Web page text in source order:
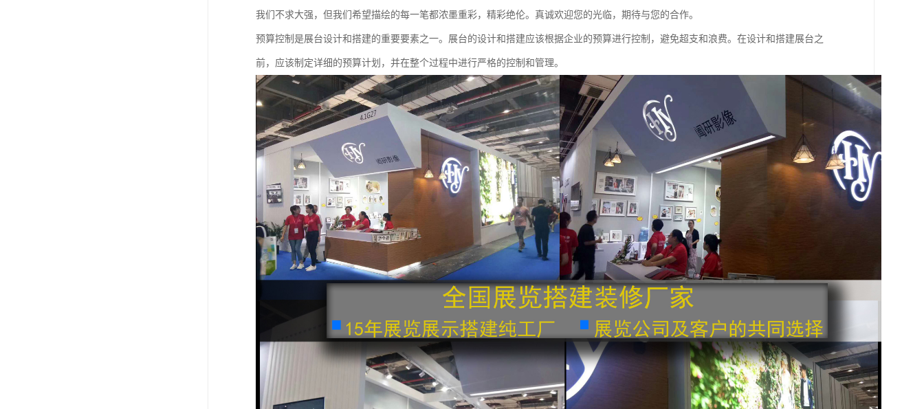
我们不求大强，但我们希望描绘的每一笔都浓墨重彩，精彩绝伦。真诚欢迎您的光临，期待与您的合作。
预算控制是展台设计和搭建的重要要素之一。展台的设计和搭建应该根据企业的预算进行控制，避免超支和浪费。在设计和搭建展台之
前，应该制定详细的预算计划，并在整个过程中进行严格的控制和管理。